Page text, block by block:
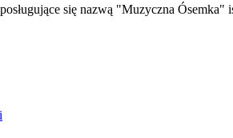
się nazwą "Muzyczna